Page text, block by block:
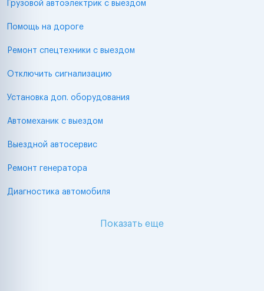
Грузовой автоэлектрик с выездом
Помощь на дороге
Ремонт спецтехники с выездом
Отключить сигнализацию
Установка доп. оборудования
Автомеханик с выездом
Выездной автосервис
Ремонт генератора
Диагностика автомобиля
Показать еще